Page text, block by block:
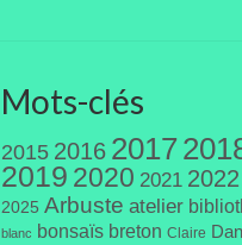
Mots-clés
2015 2016 2017
2019 2020 2021 2022
2025 Arbuste atelier
blanc bonsaïs breton Claire